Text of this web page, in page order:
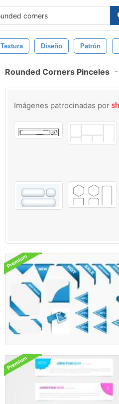
Textura Diseño Patrón
Rounded Corners Pinceles -
Imágenes patrocinadas por